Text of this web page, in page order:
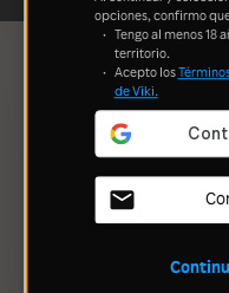
opciones, confirmo
Tengo al menos 18
territorio.
Acepto los
de Viki.